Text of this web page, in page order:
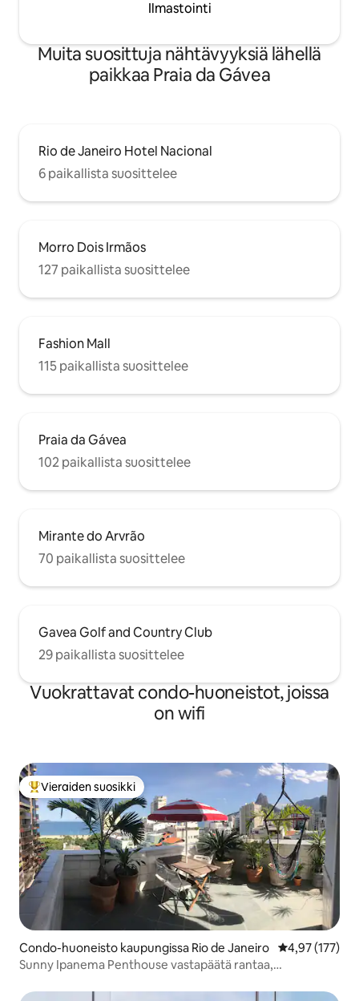
Ilmastointi
Muita suosittuja nähtävyyksiä lähellä
paikkaa Praia da Gávea
Rio de Janeiro Hotel Nacional
6 paikallista suosittelee
Morro Dois Irmãos
127 paikallista suosittelee
Fashion Mall
115 paikallista suosittelee
Praia da Gávea
102 paikallista suosittelee
Mirante do Arvrão
70 paikallista suosittelee
Gavea Golf and Country Club
29 paikallista suosittelee
Vuokrattavat condo-huoneistot, joissa
on wifi
Vieraiden suosikkien parhaimmistoa
Vieraiden suosikki
Condo-huoneisto kaupungissa Rio de Janeiro
4,97 (177)
Sunny Ipanema Penthouse vastapäätä rantaa,